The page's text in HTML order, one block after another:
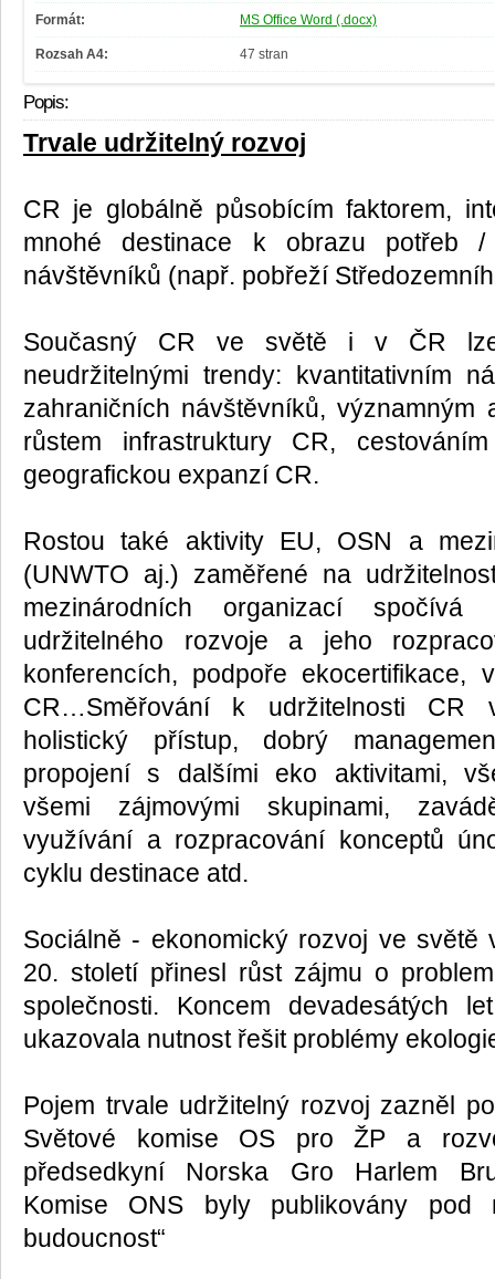
Formát: MS Office Word (.docx)
Rozsah A4: 47 stran
Popis:
Trvale udržitelný rozvoj
CR je globálně působícím faktorem,
mnohé destinace k obrazu potřeb /
návštěvníků (např. pobřeží
Současný CR ve světě i v ČR lze
neudržitelnými trendy: kvantitativním
zahraničních návštěvníků, významným
růstem infrastruktury CR,
geografickou expanzí CR.
Rostou také aktivity EU, OSN a
(UNWTO aj.) zaměřené na
mezinárodních organizací
udržitelného rozvoje a jeho
konferencích, podpoře ekocertifikace,
CR…Směřování k udržitelnosti CR
holistický přístup, dobrý
propojení s dalšími eko aktivitami,
všemi zájmovými skupinami,
využívání a rozpracování konceptů
cyklu destinace atd.
Sociálně - ekonomický rozvoj ve světě
20. století přinesl růst zájmu o
společnosti. Koncem devadesátých
ukazovala nutnost řešit problémy
Pojem trvale udržitelný rozvoj zazněl
Světové komise OS pro ŽP a
předsedkyní Norska Gro Harlem
Komise ONS byly publikovány pod
budoucnost“